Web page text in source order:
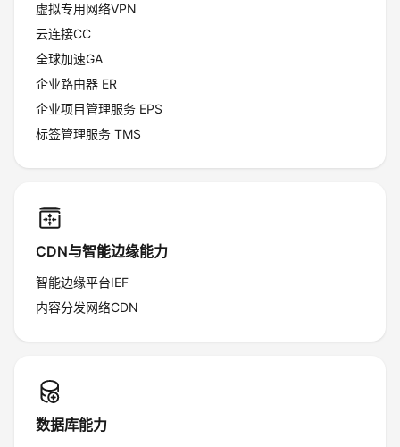
虚拟专用网络VPN
云连接CC
全球加速GA
企业路由器 ER
企业项目管理服务 EPS
标签管理服务 TMS
CDN与智能边缘能力
智能边缘平台IEF
内容分发网络CDN
数据库能力